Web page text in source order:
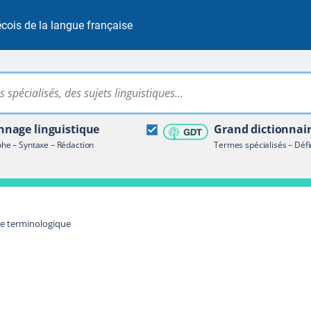
de la langue française
Rechercher dans tout le site
linguistique
– Syntaxe – Rédaction
Grand
Termes spécialisés –
terminologique
terminologique